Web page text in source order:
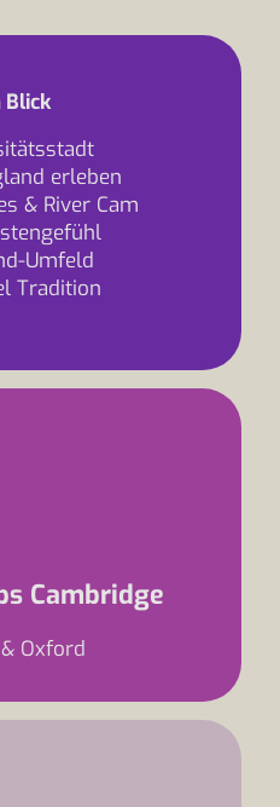
Blick
erleben
& River Cam
Umfeld
Tradition
Cambridge
Oxford